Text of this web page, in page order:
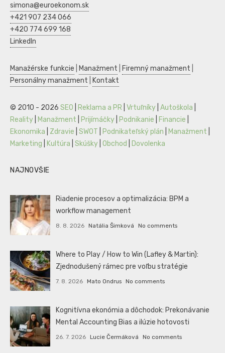
simona@euroekonom.sk
+421 907 234 066
+420 774 699 168
LinkedIn
Manažérske funkcie Manažment Firemný manažment
Personálny manažment
Kontakt
© 2010 - 2026 SEO Reklama a PR Vrtuľníky Autoškola
Reality
Manažment Prijímáčky Podnikanie Financie
Ekonomika
Zdravie SWOT Podnikateľský plán Manažment
Marketing
Kultúra Skúšky Obchod Dovolenka
NAJNOVŠIE
Riadenie procesov a optimalizácia: BPM a
workflow management
8. 8. 2026 Natália Šimková No comments
Where to Play / How to Win (Lafley & Martin):
Zjednodušený rámec pre voľbu stratégie
7. 8. 2026 Mato Ondrus No comments
Kognitívna ekonómia a dôchodok: Prekonávanie
Mental Accounting Bias a ilúzie hotovosti
26. 7. 2026 Lucie Čermáková No comments